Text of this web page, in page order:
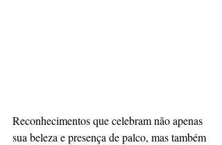
Reconhecimentos que celebram não apenas
sua beleza e presença de palco, mas também